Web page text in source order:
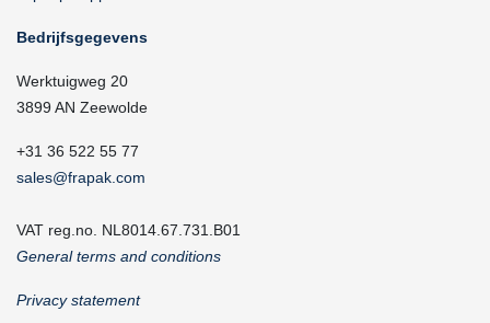
Bedrijfsgegevens
Werktuigweg 20
3899 AN Zeewolde
+31 36 522 55 77
sales@frapak.com
VAT reg.no. NL8014.67.731.B01
General terms and conditions
Privacy statement